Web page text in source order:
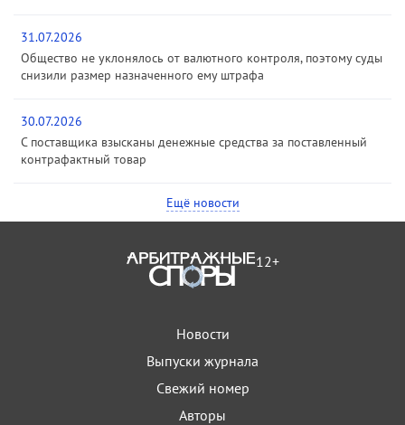
31.07.2026
Общество не уклонялось от валютного контроля, поэтому суды
снизили размер назначенного ему штрафа
30.07.2026
С поставщика взысканы денежные средства за поставленный
контрафактный товар
Ещё новости
12+
Новости
Выпуски журнала
Свежий номер
Авторы